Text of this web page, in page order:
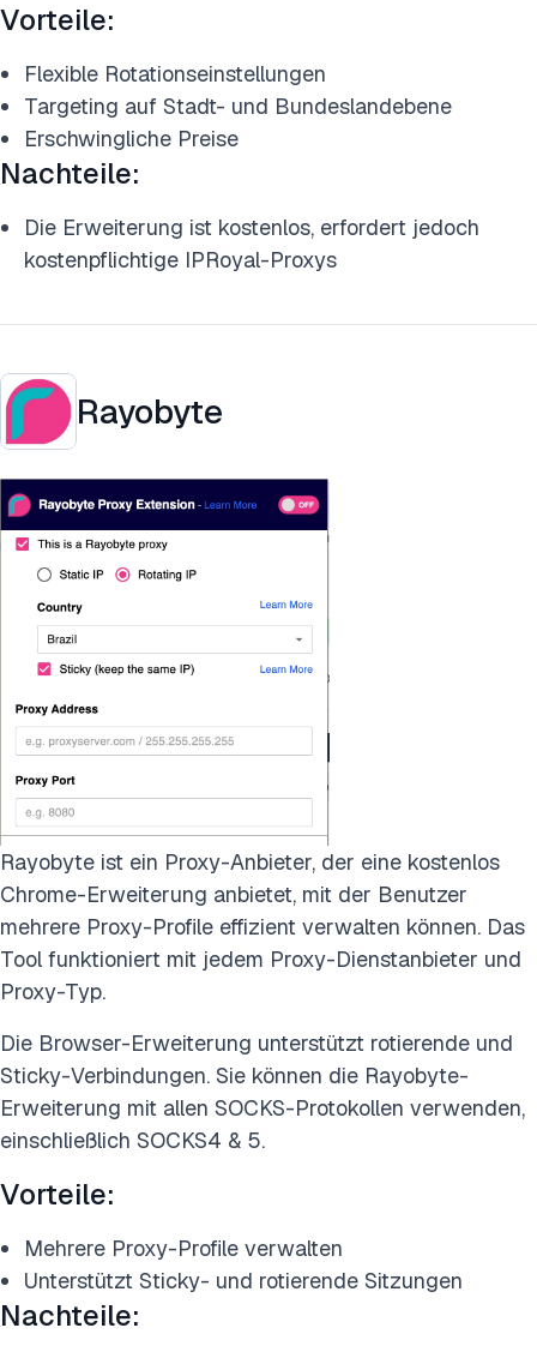
Vorteile:
Flexible Rotationseinstellungen
Targeting auf Stadt- und Bundeslandebene
Erschwingliche Preise
Nachteile:
Die Erweiterung ist kostenlos, erfordert jedoch
kostenpflichtige IPRoyal-Proxys
Rayobyte
Rayobyte ist ein Proxy-Anbieter, der eine kostenlos
Chrome-Erweiterung anbietet, mit der Benutzer
mehrere Proxy-Profile effizient verwalten können. Das
Tool funktioniert mit jedem Proxy-Dienstanbieter und
Proxy-Typ.
Die Browser-Erweiterung unterstützt rotierende und
Sticky-Verbindungen. Sie können die Rayobyte-
Erweiterung mit allen SOCKS-Protokollen verwenden,
einschließlich SOCKS4 & 5.
Vorteile:
Mehrere Proxy-Profile verwalten
Unterstützt Sticky- und rotierende Sitzungen
Nachteile: